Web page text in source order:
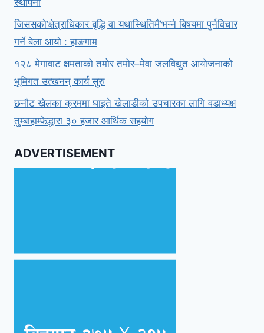
स्थापना
जिससको‘क्षेत्राधिकार बृद्धि वा यथास्थितिमै’भन्ने बिषयमा पुर्नविचार
गर्ने बेला आयो : हाङगाम
१२८ मेगावाट क्षमताको तमोर तमोर–मेवा जलविद्युत आयोजनाको
भूमिगत उत्खनन् कार्य सुरु
छनौट खेलका क्रममा घाइते खेलाडीको उपचारका लागि वडाध्यक्ष
तुम्बाहाम्फेद्धारा ३० हजार आर्थिक सहयोग
ADVERTISEMENT